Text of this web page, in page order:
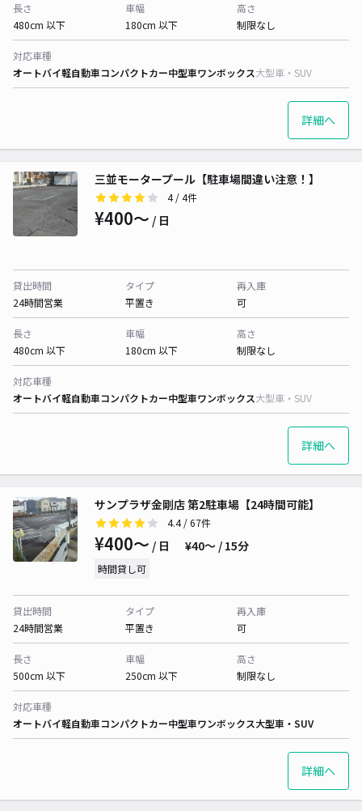
長さ
480cm 以下
車幅
180cm 以下
高さ
制限なし
対応車種
オートバイ軽自動車コンパクトカー中型車ワンボックス大型車・SUV
詳細へ
三並モータープール【駐車場間違い注意！】
4/ 4件
¥400〜 / 日
貸出時間
24時間営業
タイプ
平置き
再入庫
可
長さ
480cm 以下
車幅
180cm 以下
高さ
制限なし
対応車種
オートバイ軽自動車コンパクトカー中型車ワンボックス大型車・SUV
詳細へ
サンプラザ金剛店 第2駐車場【24時間可能】
4.4/ 67件
¥400〜 / 日 ¥40〜 / 15分
時間貸し可
貸出時間
24時間営業
タイプ
平置き
再入庫
可
長さ
500cm 以下
車幅
250cm 以下
高さ
制限なし
対応車種
オートバイ軽自動車コンパクトカー中型車ワンボックス大型車・SUV
詳細へ